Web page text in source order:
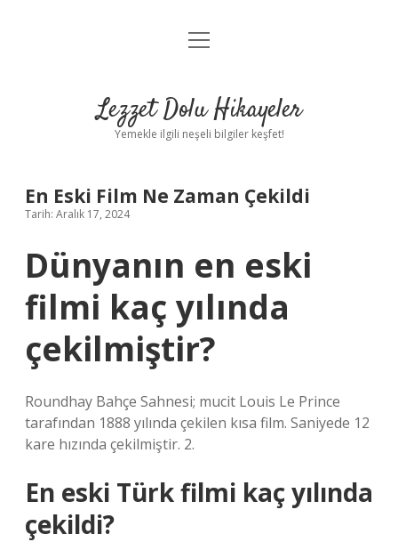
Anasayfa
Yasal Uyarı
menüyü
Lezzet Dolu Hikayeler
Yemekle ilgili neşeli bilgiler keşfet!
En Eski Film Ne Zaman Çekildi
Tarih: Aralık 17, 2024
Dünyanın en eski
filmi kaç yılında
çekilmiştir?
Roundhay Bahçe Sahnesi; mucit Louis Le Prince
tarafından 1888 yılında çekilen kısa film. Saniyede 12
kare hızında çekilmiştir. 2.
En eski Türk filmi kaç yılında
çekildi?